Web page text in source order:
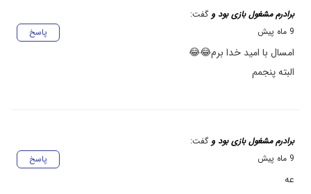
برادرم مشغول بازی بود و گفت:
پاسخ
9 ماه پیش
امسال با امید خدا برم😂😂
البته پنجمم
برادرم مشغول بازی بود و گفت:
پاسخ
9 ماه پیش
عه